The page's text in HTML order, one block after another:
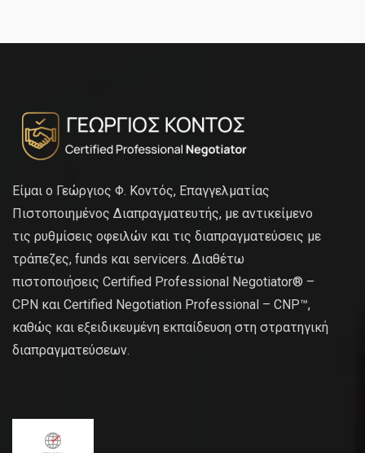
Είμαι ο Γεώργιος Φ. Κοντός, Επαγγελματίας
Πιστοποιημένος Διαπραγματευτής, με αντικείμενο
τις ρυθμίσεις οφειλών και τις διαπραγματεύσεις με
τράπεζες, funds και servicers. Διαθέτω
πιστοποιήσεις Certified Professional Negotiator® –
CPN και Certified Negotiation Professional – CNP™,
καθώς και εξειδικευμένη εκπαίδευση στη στρατηγική
διαπραγματεύσεων.